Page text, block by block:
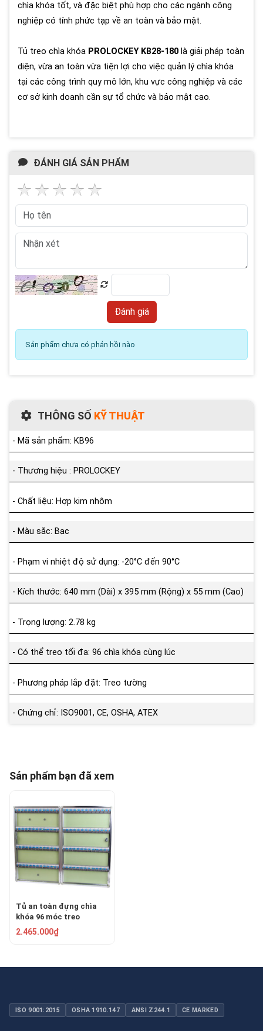
chìa khóa tốt, và đặc biệt phù hợp cho các ngành công
nghiệp có tính phức tạp về an toàn và bảo mật.
Tủ treo chìa khóa PROLOCKEY KB28-180 là giải pháp toàn
diện, vừa an toàn vừa tiện lợi cho việc quản lý chìa khóa
tại các công trình quy mô lớn, khu vực công nghiệp và các
cơ sở kinh doanh cần sự tổ chức và bảo mật cao.
ĐÁNH GIÁ SẢN PHẨM
Sản phẩm chưa có phản hồi nào
THÔNG SỐ KỸ THUẬT
- Mã sản phẩm: KB96
- Thương hiệu : PROLOCKEY
- Chất liệu: Hợp kim nhôm
- Màu sắc: Bạc
- Phạm vi nhiệt độ sử dụng: -20°C đến 90°C
- Kích thước: 640 mm (Dài) x 395 mm (Rộng) x 55 mm (Cao)
- Trọng lượng: 2.78 kg
- Có thể treo tối đa: 96 chìa khóa cùng lúc
- Phương pháp lắp đặt: Treo tường
- Chứng chỉ: ISO9001, CE, OSHA, ATEX
Sản phẩm bạn đã xem
Tủ an toàn đựng chìa
khóa 96 móc treo
PROLOCKEY KB96
2.465.000₫
ISO 9001:2015 OSHA 1910.147 ANSI Z244.1 CE MARKED